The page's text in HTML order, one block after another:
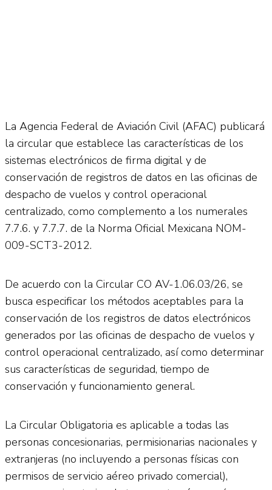
La Agencia Federal de Aviación Civil (AFAC) publicará
la circular que establece las características de los
sistemas electrónicos de firma digital y de
conservación de registros de datos en las oficinas de
despacho de vuelos y control operacional
centralizado, como complemento a los numerales
7.7.6. y 7.7.7. de la Norma Oficial Mexicana NOM-
009-SCT3-2012.
De acuerdo con la Circular CO AV-1.06.03/26, se
busca especificar los métodos aceptables para la
conservación de los registros de datos electrónicos
generados por las oficinas de despacho de vuelos y
control operacional centralizado, así como determinar
sus características de seguridad, tiempo de
conservación y funcionamiento general.
La Circular Obligatoria es aplicable a todas las
personas concesionarias, permisionarias nacionales y
extranjeras (no incluyendo a personas físicas con
permisos de servicio aéreo privado comercial),